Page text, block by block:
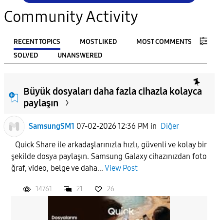
Community Activity
RECENT TOPICS MOST LIKED
MOST COMMENTS
SOLVED
UNANSWERED
FILTER:
From
To
APPLY
Büyük dosyaları daha fazla cihazla kolayca
paylaşın
SamsungSM1 07-02-2026 12:36 PM in Diğer
Quick Share ile arkadaşlarınızla hızlı, güvenli ve kolay bir
şekilde dosya paylaşın. Samsung Galaxy cihazınızdan foto
ğraf, video, belge ve daha... View Post
14761 21 26